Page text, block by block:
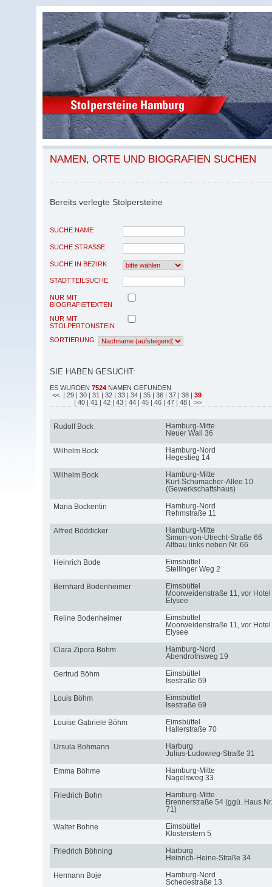
NAMEN, ORTE UND BIOGRAFIEN SUCHEN
Bereits verlegte Stolpersteine
SUCHE NAME
SUCHE STRASSE
SUCHE IN BEZIRK
STADTTEILSUCHE
NUR MIT
BIOGRAFIETEXTEN
NUR MIT
STOLPERTONSTEIN
SORTIERUNG
SIE HABEN GESUCHT:
ES WURDEN 7524 NAMEN GEFUNDEN
<< | 29 | 30 | 31 | 32 | 33 | 34 | 35 | 36 | 37 | 38 | 39
| 40 | 41 | 42 | 43 | 44 | 45 | 46 | 47 | 48 | >>
Rudolf Bock
Hamburg-Mitte
Neuer Wall 36
Wilhelm Bock
Hamburg-Nord
Hegestieg 14
Wilhelm Bock
Hamburg-Mitte
Kurt-Schumacher-Allee 10
(Gewerkschaftshaus)
Maria Bockentin
Hamburg-Nord
Rehmstraße 11
Alfred Böddicker
Hamburg-Mitte
Simon-von-Utrecht-Straße 66
Altbau links neben Nr. 66
Heinrich Bode
Eimsbüttel
Stellinger Weg 2
Bernhard Bodenheimer
Eimsbüttel
Moorweidenstraße 11, vor Hotel
Elysee
Reline Bodenheimer
Eimsbüttel
Moorweidenstraße 11, vor Hotel
Elysee
Clara Zipora Böhm
Hamburg-Nord
Abendrothsweg 19
Gertrud Böhm
Eimsbüttel
Isestraße 69
Louis Böhm
Eimsbüttel
Isestraße 69
Louise Gabriele Böhm
Eimsbüttel
Hallerstraße 70
Ursula Bohmann
Harburg
Julius-Ludowieg-Straße 31
Emma Böhme
Hamburg-Mitte
Nagelsweg 33
Friedrich Bohn
Hamburg-Mitte
Brennerstraße 54 (ggü. Haus Nr.
71)
Walter Bohne
Eimsbüttel
Klosterstern 5
Friedrich Böhning
Harburg
Heinrich-Heine-Straße 34
Hermann Boje
Hamburg-Nord
Schedestraße 13